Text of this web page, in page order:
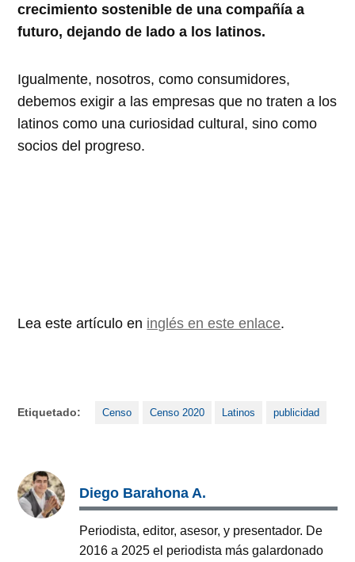
crecimiento sostenible de una compañía a
futuro, dejando de lado a los latinos.
Igualmente, nosotros, como consumidores,
debemos exigir a las empresas que no traten a los
latinos como una curiosidad cultural, sino como
socios del progreso.
Lea este artículo en inglés en este enlace.
Etiquetado: Censo Censo 2020 Latinos publicidad
Diego Barahona A.
Periodista, editor, asesor, y presentador. De
2016 a 2025 el periodista más galardonado